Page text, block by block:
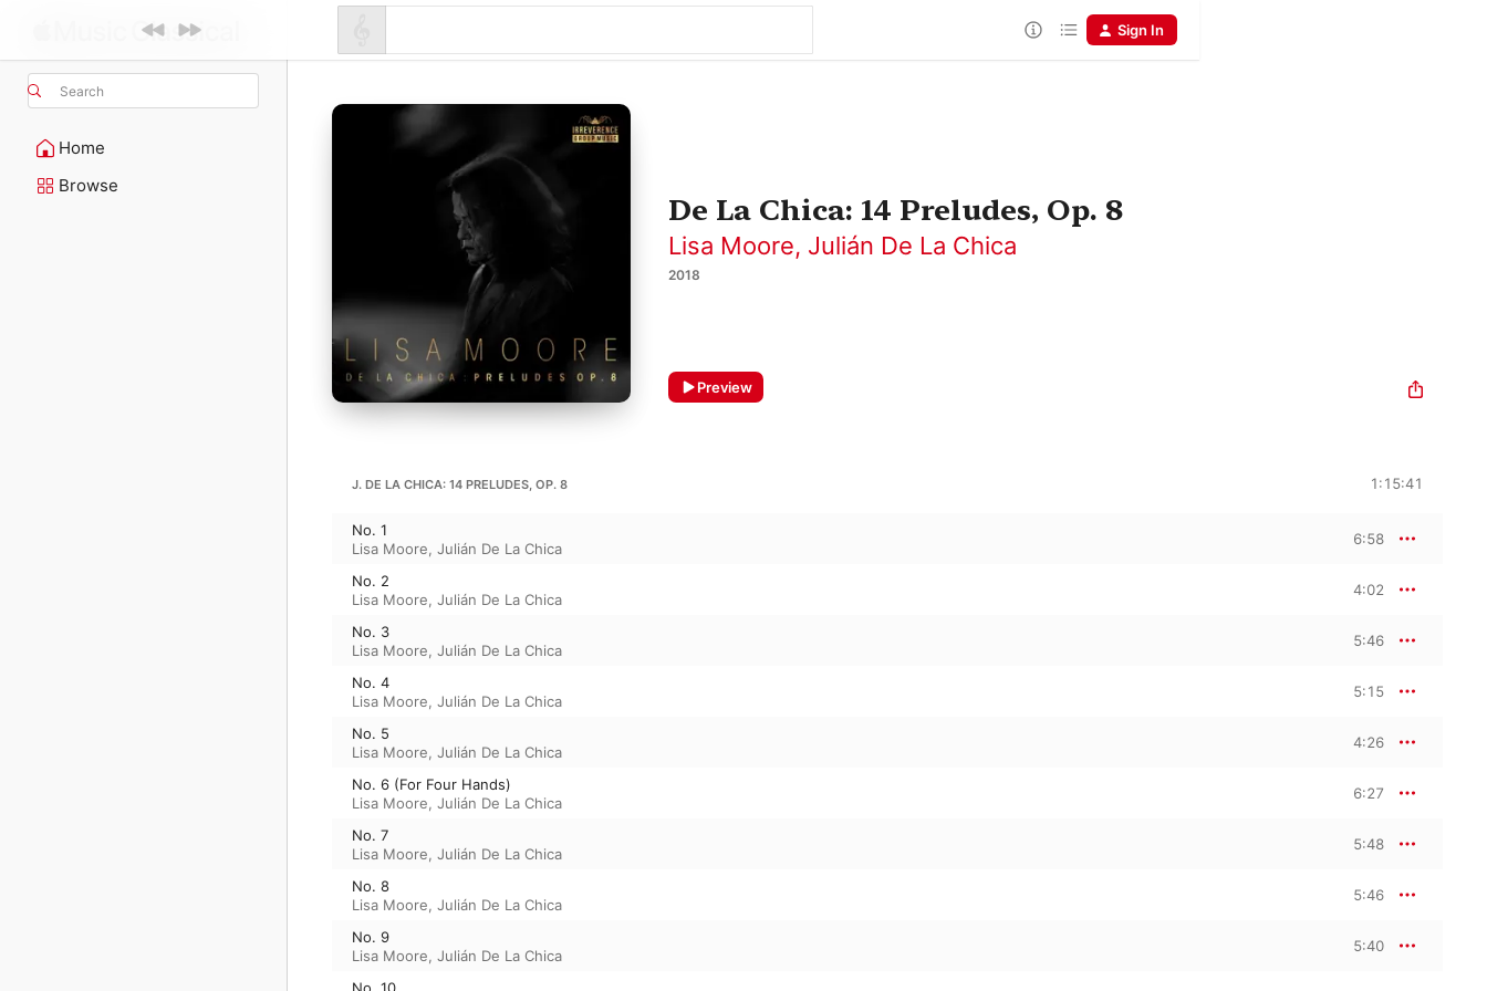
Search
Home
Browse
Sign In
De La Chica: 14 Preludes, Op. 8
Lisa Moore, Julián De La Chica
2018
Preview
J. DE LA CHICA: 14 PRELUDES, OP. 8 1:15:41
No. 1
Lisa Moore, Julián De La Chica
6:58
No. 2
Lisa Moore, Julián De La Chica
4:02
No. 3
Lisa Moore, Julián De La Chica
5:46
No. 4
Lisa Moore, Julián De La Chica
5:15
No. 5
Lisa Moore, Julián De La Chica
4:26
No. 6 (For Four Hands)
Lisa Moore, Julián De La Chica
6:27
No. 7
Lisa Moore, Julián De La Chica
5:48
No. 8
Lisa Moore, Julián De La Chica
5:46
No. 9
Lisa Moore, Julián De La Chica
5:40
No. 10